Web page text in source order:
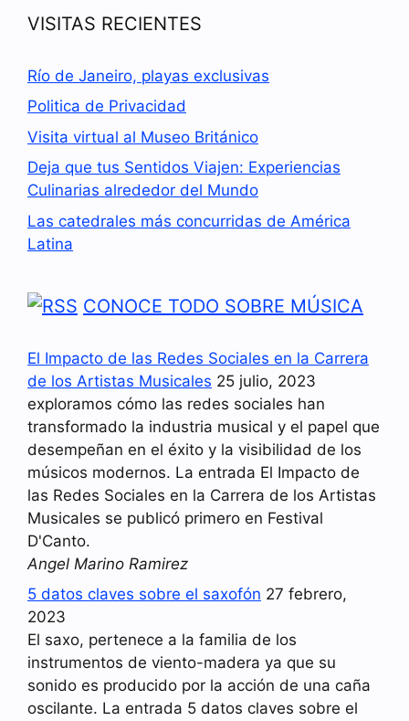
VISITAS RECIENTES
Río de Janeiro, playas exclusivas
Politica de Privacidad
Visita virtual al Museo Británico
Deja que tus Sentidos Viajen: Experiencias
Culinarias alrededor del Mundo
Las catedrales más concurridas de América
Latina
CONOCE TODO SOBRE MÚSICA
El Impacto de las Redes Sociales en la Carrera
de los Artistas Musicales 25 julio, 2023
exploramos cómo las redes sociales han
transformado la industria musical y el papel que
desempeñan en el éxito y la visibilidad de los
músicos modernos. La entrada El Impacto de
las Redes Sociales en la Carrera de los Artistas
Musicales se publicó primero en Festival
D'Canto.
Angel Marino Ramirez
5 datos claves sobre el saxofón 27 febrero,
2023
El saxo, pertenece a la familia de los
instrumentos de viento-madera ya que su
sonido es producido por la acción de una caña
oscilante. La entrada 5 datos claves sobre el